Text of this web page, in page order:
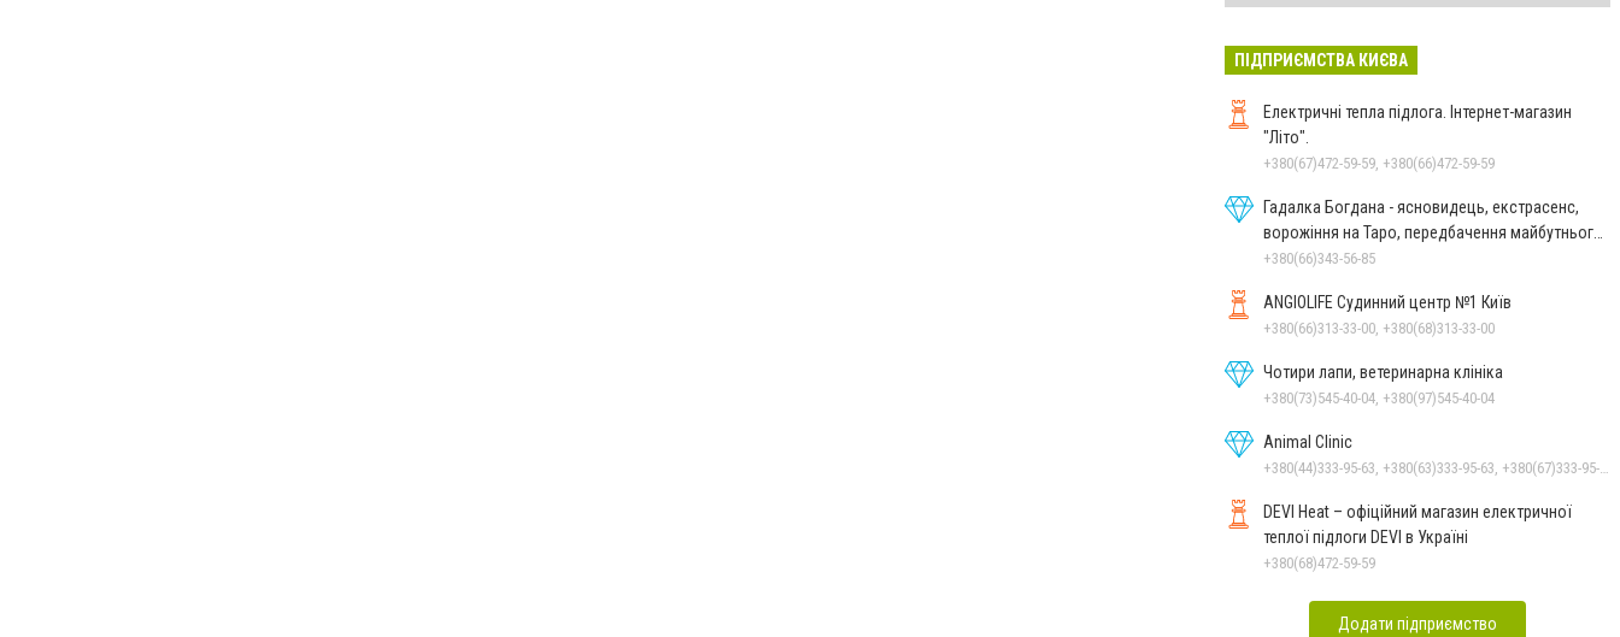
ПІДПРИЄМСТВА КИЄВА
Електричні тепла підлога. Інтернет-магазин
"Літо".
+380(67)472-59-59, +380(66)472-59-59
Гадалка Богдана - ясновидець, екстрасенс,
ворожіння на Таро, передбачення майбутнього,
зняття порчі
+380(66)343-56-85
ANGIOLIFE Судинний центр №1 Київ
+380(66)313-33-00, +380(68)313-33-00
Чотири лапи, ветеринарна клініка
+380(73)545-40-04, +380(97)545-40-04
Animal Clinic
DEVI Heat – офіційний магазин електричної
теплої підлоги DEVI в Україні
+380(68)472-59-59
Додати підприємство